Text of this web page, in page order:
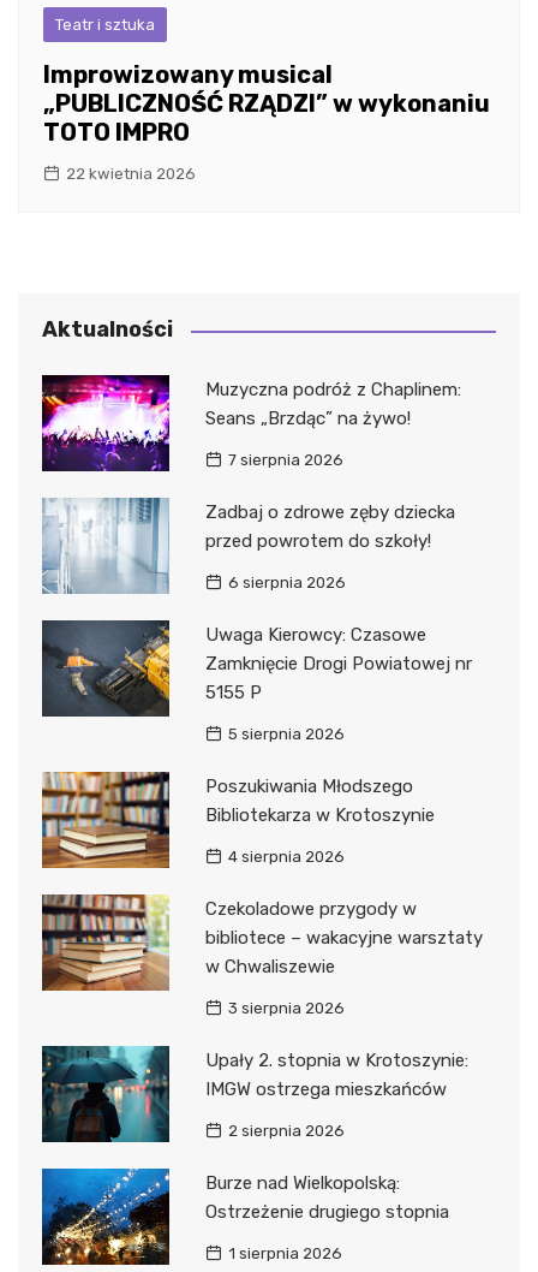
Teatr i sztuka
Improwizowany musical
„PUBLICZNOŚĆ RZĄDZI” w wykonaniu
TOTO IMPRO
22 kwietnia 2026
Aktualności
Muzyczna podróż z Chaplinem:
Seans „Brzdąc” na żywo!
7 sierpnia 2026
Zadbaj o zdrowe zęby dziecka
przed powrotem do szkoły!
6 sierpnia 2026
Uwaga Kierowcy: Czasowe
Zamknięcie Drogi Powiatowej nr
5155 P
5 sierpnia 2026
Poszukiwania Młodszego
Bibliotekarza w Krotoszynie
4 sierpnia 2026
Czekoladowe przygody w
bibliotece – wakacyjne warsztaty
w Chwaliszewie
3 sierpnia 2026
Upały 2. stopnia w Krotoszynie:
IMGW ostrzega mieszkańców
2 sierpnia 2026
Burze nad Wielkopolską:
Ostrzeżenie drugiego stopnia
1 sierpnia 2026